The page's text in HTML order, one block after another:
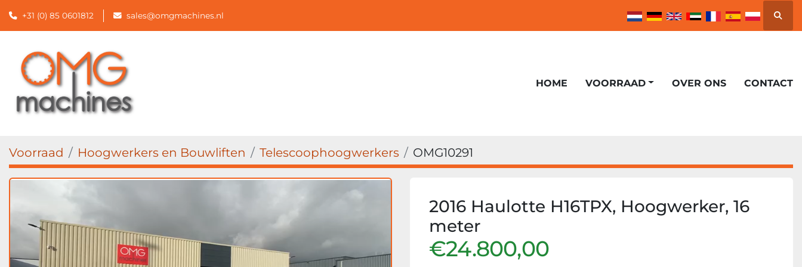
+31 (0) 85 0601812 sales@omgmachines.nl
Zoek
HOME VOORRAAD OVER ONS CONTACT
Voorraad Hoogwerkers en Bouwliften Telescoophoogwerkers OMG10291
2016 Haulotte H16TPX, Hoogwerker, 16
meter
€24.800,00